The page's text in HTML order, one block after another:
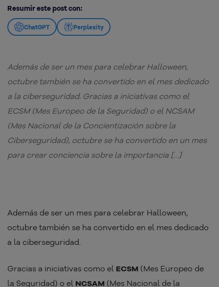
Resumir este post con:
ChatGPT Perplexity
Además de ser un mes para celebrar Halloween,
octubre también se ha convertido en el mes dedicado
a la ciberseguridad. Gracias a iniciativas como el
ECSM (Mes Europeo de la Seguridad) o el NCSAM
(Mes Nacional de la Concientización sobre la
Ciberseguridad), octubre se ha convertido en un mes
para crear conciencia sobre la importancia […]
Además de ser un mes para celebrar Halloween,
octubre también se ha convertido en el mes dedicado
a la ciberseguridad.
Gracias a iniciativas como el ECSM (Mes Europeo de
la Seguridad) o el NCSAM (Mes Nacional de la